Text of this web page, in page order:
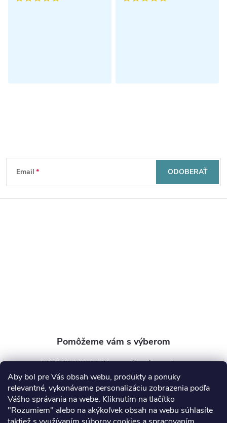
Aby bol pre Vás obsah webu, produkty a ponuky
relevantné, vykonávame personalizáciu zobrazenia podľa
Vášho správania na webe. Kliknutím na tlačítko
"Rozumiem" alebo na akýkoľvek obsah na webu súhlasíte
Z
á
Email ODOBERAŤ
AQUA TECHNOLOGY s.r.o.
info @aquatechnology.sk
+421 911 991 394